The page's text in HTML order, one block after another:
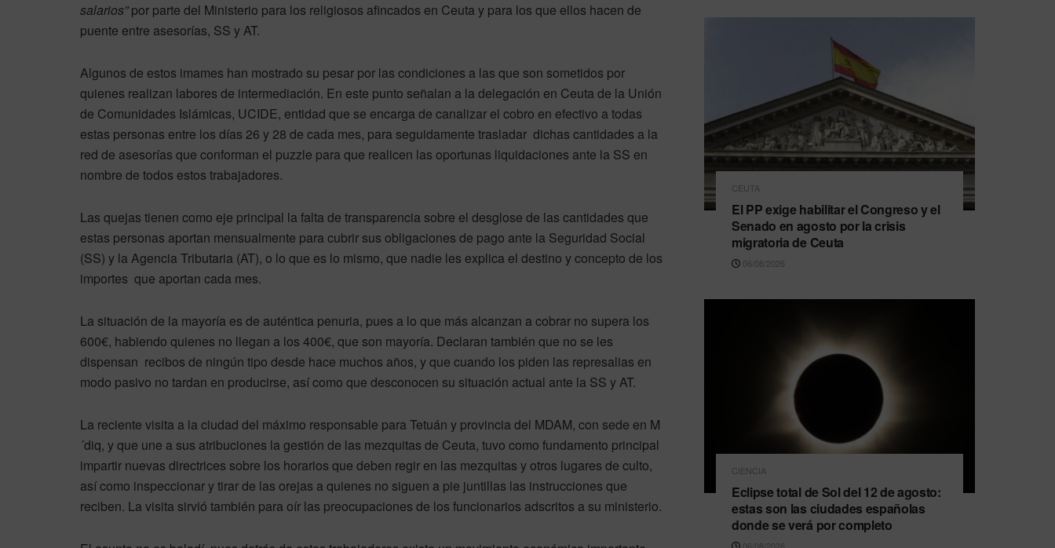
salarios”por parte del Ministerio para los religiosos afincados en Ceuta y para los que ellos hacen de
puente entre asesorías, SS y AT.
Algunos de estos imames han mostrado su pesar por las condiciones a las que son sometidos por
quienes realizan labores de intermediación. En este punto señalan a la delegación en Ceuta de la Unión
de Comunidades Islámicas, UCIDE, entidad que se encarga de canalizar el cobro en efectivo a todas
estas personas entre los días 26 y 28 de cada mes, para seguidamente trasladar dichas cantidades a la
red de asesorías que conforman el puzzle para que realicen las oportunas liquidaciones ante la SS en
nombre de todos estos trabajadores.
Las quejas tienen como eje principal la falta de transparencia sobre el desglose de las cantidades que
estas personas aportan mensualmente para cubrir sus obligaciones de pago ante la Seguridad Social
(SS) y la Agencia Tributaria (AT), o lo que es lo mismo, que nadie les explica el destino y concepto de los
importes que aportan cada mes.
La situación de la mayoría es de auténtica penuria, pues a lo que más alcanzan a cobrar no supera los
600€, habiendo quienes no llegan a los 400€, que son mayoría. Declaran también que no se les
dispensan recibos de ningún tipo desde hace muchos años, y que cuando los piden las represalias en
modo pasivo no tardan en producirse, así como que desconocen su situación actual ante la SS y AT.
La reciente visita a la ciudad del máximo responsable para Tetuán y provincia del MDAM, con sede en M
´diq, y que une a sus atribuciones la gestión de las mezquitas de Ceuta, tuvo como fundamento principal
impartir nuevas directrices sobre los horarios que deben regir en las mezquitas y otros lugares de culto,
así como inspeccionar y tirar de las orejas a quienes no siguen a pie juntillas las instrucciones que
reciben. La visita sirvió también para oír las preocupaciones de los funcionarios adscritos a su ministerio.
CEUTA
El PP exige habilitar el Congreso y el
Senado en agosto por la crisis
migratoria de Ceuta
06/08/2026
CIENCIA
Eclipse total de Sol del 12 de agosto:
estas son las ciudades españolas
donde se verá por completo